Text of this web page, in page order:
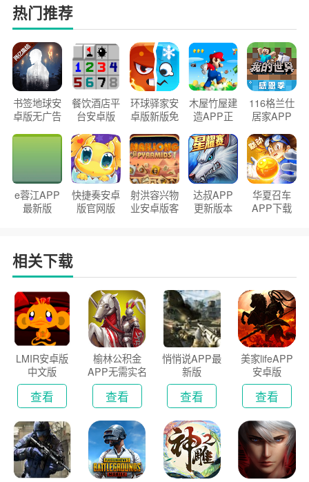
热门推荐
书签地球安
卓版无广告
餐饮酒店平
台安卓版
环球驿家安
卓版新版免
木屋竹屋建
造APP正
116格兰仕
居家APP
e蓉江APP
最新版
快捷奏安卓
版官网版
射洪容兴物
业安卓版客
达叔APP
更新版本
华夏召车
APP下载
相关下载
LMIR安卓版
中文版
查看
榆林公积金
APP无需实名
认证版
查看
悄悄说APP最
新版
查看
美家lifeAPP
安卓版
查看